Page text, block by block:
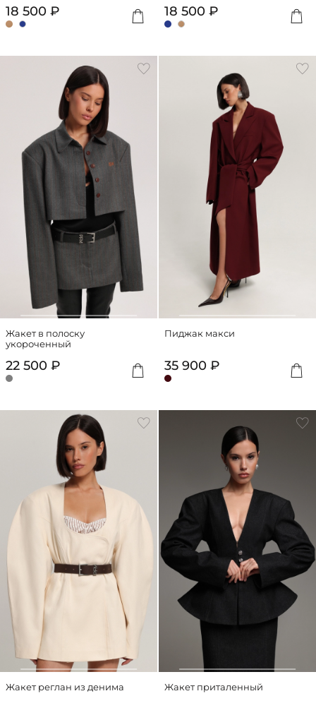
18 500 ₽ 18 500 ₽
Жакет в полоску
укороченный
22 500 ₽
Пиджак макси
35 900 ₽
Жакет реглан из денима Жакет приталенный